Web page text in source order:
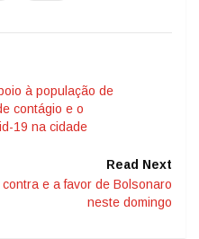
à população de
contágio e o
19 na cidade
Read Next
e a favor de Bolsonaro
neste domingo